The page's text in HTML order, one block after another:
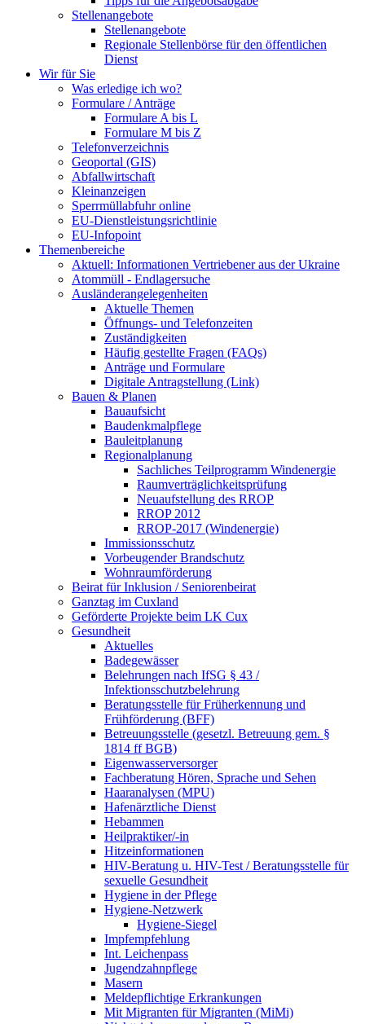
Stellenangebote
Stellenangebote
Regionale Stellenbörse für den öffentlichen
Dienst
Wir für Sie
Was erledige ich wo?
Formulare / Anträge
Formulare A bis L
Formulare M bis Z
Telefonverzeichnis
Geoportal (GIS)
Abfallwirtschaft
Kleinanzeigen
Sperrmüllabfuhr online
EU-Dienstleistungsrichtlinie
EU-Infopoint
Themenbereiche
Aktuell: Informationen Vertriebener aus der Ukraine
Atommüll - Endlagersuche
Ausländerangelegenheiten
Aktuelle Themen
Öffnungs- und Telefonzeiten
Zuständigkeiten
Häufig gestellte Fragen (FAQs)
Anträge und Formulare
Digitale Antragstellung (Link)
Bauen & Planen
Bauaufsicht
Baudenkmalpflege
Bauleitplanung
Regionalplanung
Sachliches Teilprogramm Windenergie
Raumverträglichkeitsprüfung
Neuaufstellung des RROP
RROP 2012
RROP-2017 (Windenergie)
Immissionsschutz
Vorbeugender Brandschutz
Wohnraumförderung
Beirat für Inklusion / Seniorenbeirat
Ganztag im Cuxland
Geförderte Projekte beim LK Cux
Gesundheit
Aktuelles
Badegewässer
Belehrungen nach IfSG § 43 /
Infektionsschutzbelehrung
Beratungsstelle für Früherkennung und
Frühförderung (BFF)
Betreuungsstelle (gesetzl. Betreuung gem. §
1814 ff BGB)
Eigenwasserversorger
Fachberatung Hören, Sprache und Sehen
Haaranalysen (MPU)
Hafenärztliche Dienst
Hebammen
Heilpraktiker/-in
Hitzeinformationen
HIV-Beratung u. HIV-Test / Beratungsstelle für
sexuelle Gesundheit
Hygiene in der Pflege
Hygiene-Netzwerk
Hygiene-Siegel
Impfempfehlung
Int. Leichenpass
Jugendzahnpflege
Masern
Meldepflichtige Erkrankungen
Mit Migranten für Migranten (MiMi)